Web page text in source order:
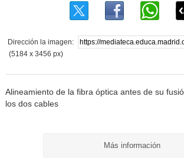
Dirección la imagen:
(5184 x 3456 px)
Alineamiento de la fibra óptica antes de su
los dos cables
Más información